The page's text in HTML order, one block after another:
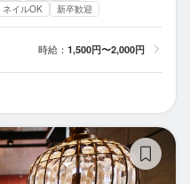
ネイルOK 新卒歓迎
時給： 1,500円〜2,000円